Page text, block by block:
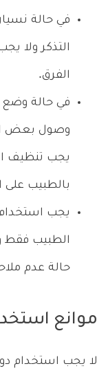
في حالة
التذكر ولا
الفرق.
في حالة وضع
وصول بعض
يجب تنظيف
بالطبيب على
يجب استخدام
الطبيب فقط
حالة عدم
موانع
لا يجب استخدام